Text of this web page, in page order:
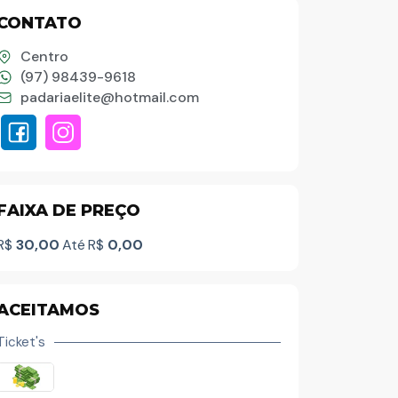
Centro
(97) 98439-9618
padariaelite@hotmail.com
DE PREÇO
30,00AtéR$ 0,00